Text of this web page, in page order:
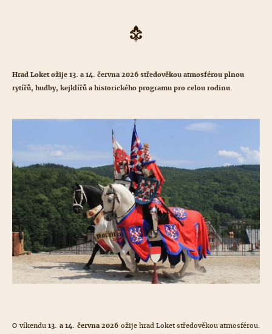
Hrad Loket ožije 13. a 14. června 2026 středověkou atmosférou plnou
rytířů, hudby, kejklířů a historického programu pro celou rodinu.
O víkendu 13. a 14. června 2026 ožije hrad Loket středověkou atmosférou.